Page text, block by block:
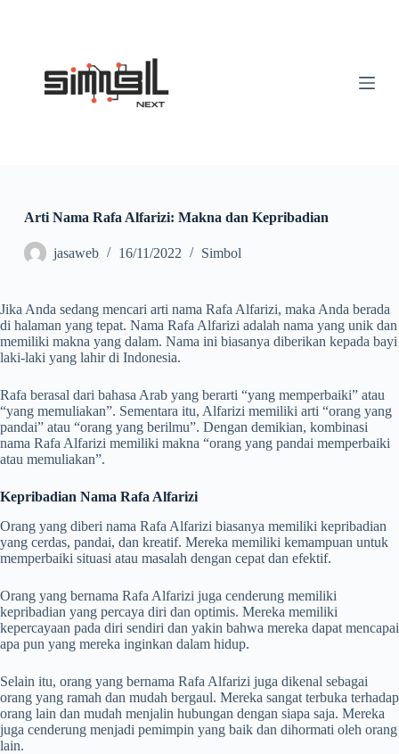
Arti Nama Rafa Alfarizi: Makna dan Kepribadian
jasaweb 16/11/2022 Simbol
Jika Anda sedang mencari arti nama Rafa Alfarizi, maka Anda berada
di halaman yang tepat. Nama Rafa Alfarizi adalah nama yang unik dan
memiliki makna yang dalam. Nama ini biasanya diberikan kepada bayi
laki-laki yang lahir di Indonesia.
Rafa berasal dari bahasa Arab yang berarti “yang memperbaiki” atau
“yang memuliakan”. Sementara itu, Alfarizi memiliki arti “orang yang
pandai” atau “orang yang berilmu”. Dengan demikian, kombinasi
nama Rafa Alfarizi memiliki makna “orang yang pandai memperbaiki
atau memuliakan”.
Kepribadian Nama Rafa Alfarizi
Orang yang diberi nama Rafa Alfarizi biasanya memiliki kepribadian
yang cerdas, pandai, dan kreatif. Mereka memiliki kemampuan untuk
memperbaiki situasi atau masalah dengan cepat dan efektif.
Orang yang bernama Rafa Alfarizi juga cenderung memiliki
kepribadian yang percaya diri dan optimis. Mereka memiliki
kepercayaan pada diri sendiri dan yakin bahwa mereka dapat mencapai
apa pun yang mereka inginkan dalam hidup.
Selain itu, orang yang bernama Rafa Alfarizi juga dikenal sebagai
orang yang ramah dan mudah bergaul. Mereka sangat terbuka terhadap
orang lain dan mudah menjalin hubungan dengan siapa saja. Mereka
juga cenderung menjadi pemimpin yang baik dan dihormati oleh orang
lain.